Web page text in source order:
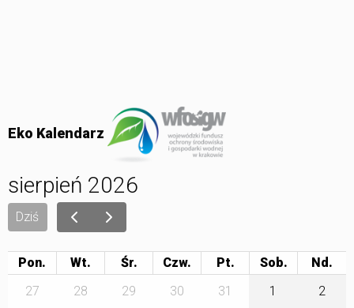
Eko Kalendarz
sierpień 2026
Dziś
Pon. Wt. Śr. Czw. Pt.
Sob.
27
28 29 30 31 1 2